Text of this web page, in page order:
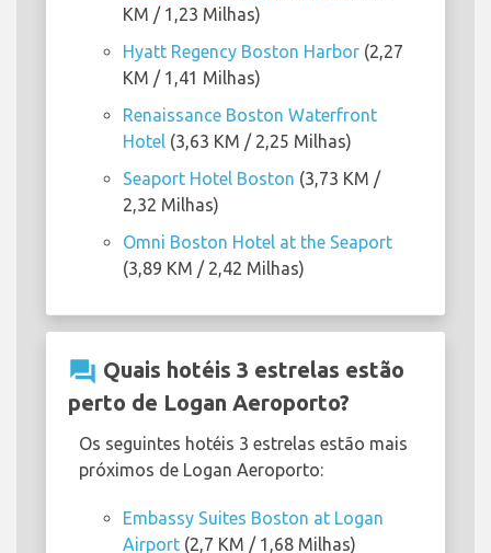
KM / 1,23 Milhas)
Hyatt Regency Boston Harbor (2,27
KM / 1,41 Milhas)
Renaissance Boston Waterfront
Hotel (3,63 KM / 2,25 Milhas)
Seaport Hotel Boston (3,73 KM /
2,32 Milhas)
Omni Boston Hotel at the Seaport
(3,89 KM / 2,42 Milhas)
question_answer Quais hotéis 3 estrelas estão
perto de Logan Aeroporto?
Os seguintes hotéis 3 estrelas estão mais
próximos de Logan Aeroporto:
Embassy Suites Boston at Logan
Airport (2,7 KM / 1,68 Milhas)